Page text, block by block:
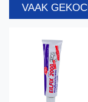
VAAK